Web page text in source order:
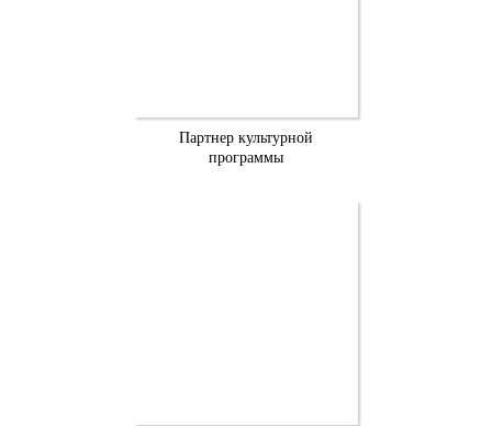
Партнер культурной
программы